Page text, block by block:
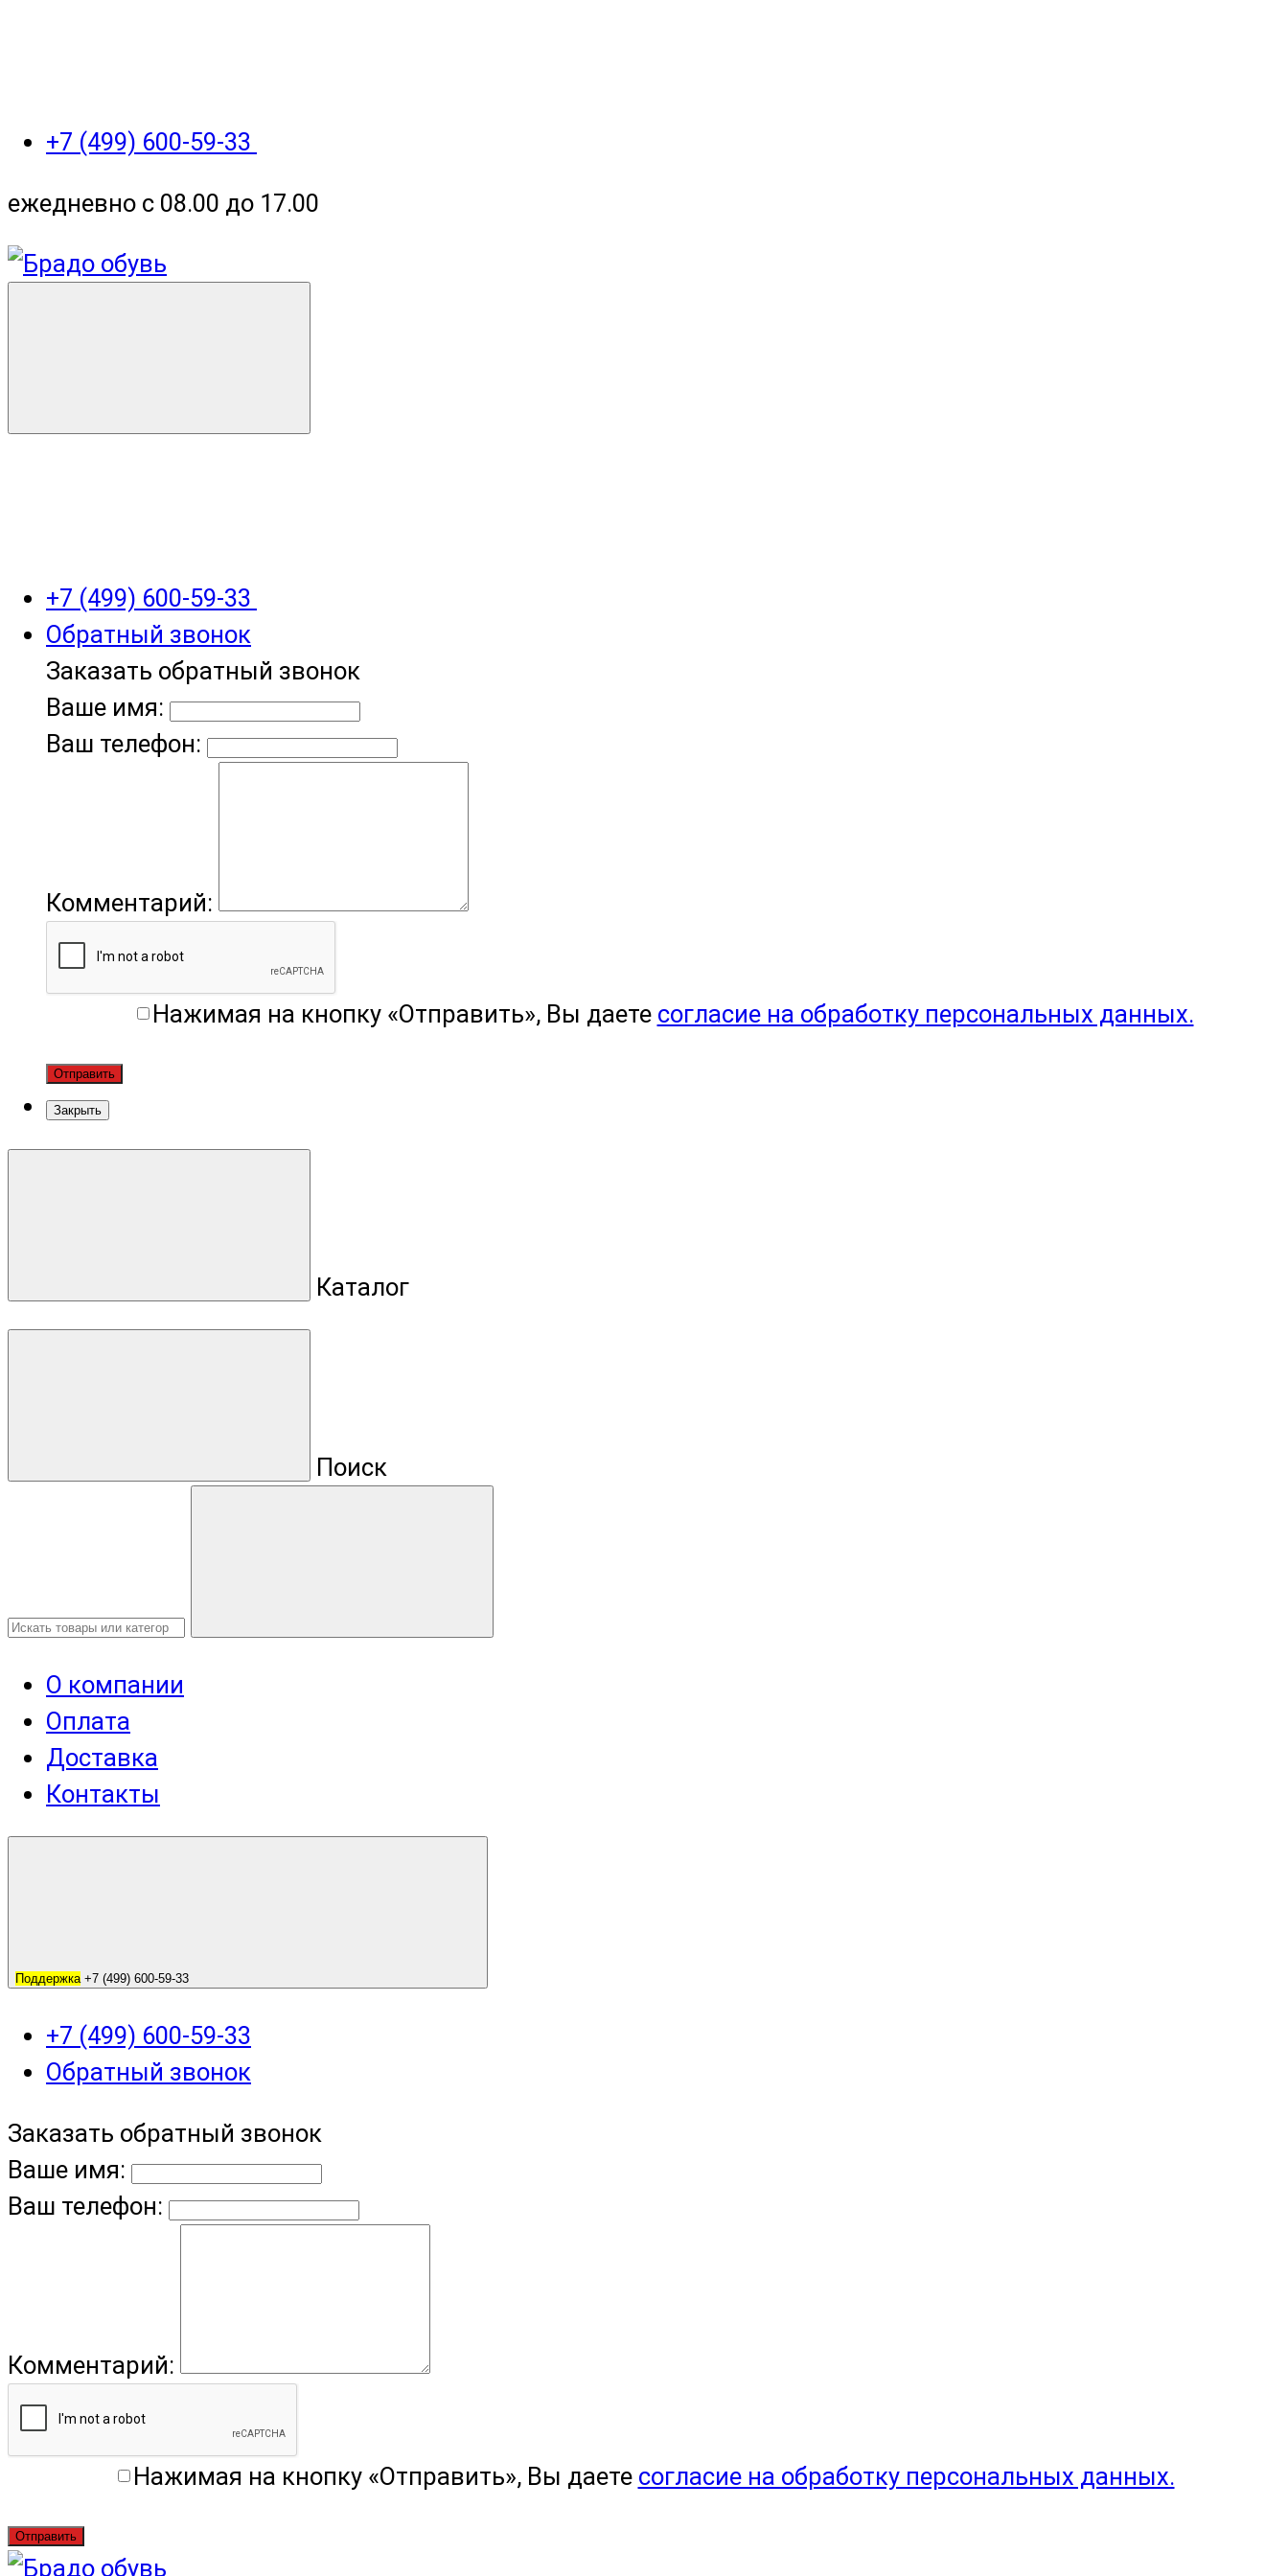
+7 (499) 600-59-33
ежедневно с 08.00 до 17.00
+7 (499) 600-59-33
Обратный звонок
Заказать обратный звонок
Ваше имя:
Ваш телефон:
Комментарий:
Нажимая на кнопку «Отправить», Вы даете согласие на обработку персональных данных.
Отправить
Закрыть
Каталог
Поиск
О компании
Оплата
Доставка
Контакты
Поддержка+7 (499) 600-59-33
+7 (499) 600-59-33
Обратный звонок
Заказать обратный звонок
Ваше имя:
Ваш телефон:
Комментарий:
Нажимая на кнопку «Отправить», Вы даете согласие на обработку персональных данных.
Отправить